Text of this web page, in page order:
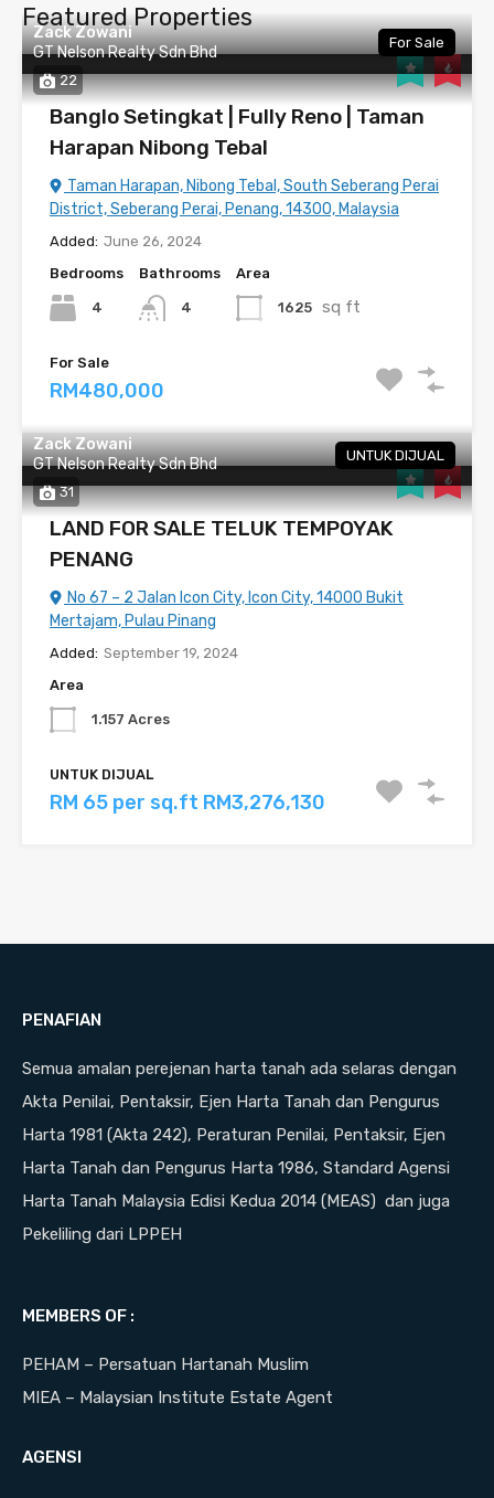
Featured Properties
22
Zack Zowani
GT Nelson Realty Sdn Bhd
For Sale
Banglo Setingkat | Fully Reno | Taman
Harapan Nibong Tebal
Taman Harapan, Nibong Tebal, South Seberang Perai
District, Seberang Perai, Penang, 14300, Malaysia
Added: June 26, 2024
Bedrooms
4
Bathrooms
4
Area
1625 sq ft
For Sale
RM480,000
31
Zack Zowani
GT Nelson Realty Sdn Bhd
UNTUK DIJUAL
LAND FOR SALE TELUK TEMPOYAK
PENANG
No 67 – 2 Jalan Icon City, Icon City, 14000 Bukit
Mertajam, Pulau Pinang
Added: September 19, 2024
Area
1.157 Acres
UNTUK DIJUAL
RM 65 per sq.ft RM3,276,130
PENAFIAN
Semua amalan perejenan harta tanah ada selaras dengan
Akta Penilai, Pentaksir, Ejen Harta Tanah dan Pengurus
Harta 1981 (Akta 242), Peraturan Penilai, Pentaksir, Ejen
Harta Tanah dan Pengurus Harta 1986, Standard Agensi
Harta Tanah Malaysia Edisi Kedua 2014 (MEAS) dan juga
Pekeliling dari LPPEH
MEMBERS OF :
PEHAM – Persatuan Hartanah Muslim
MIEA – Malaysian Institute Estate Agent
AGENSI